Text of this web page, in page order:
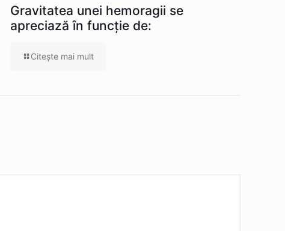
Gravitatea unei hemoragii se
apreciază în funcție de:
Citeşte mai mult